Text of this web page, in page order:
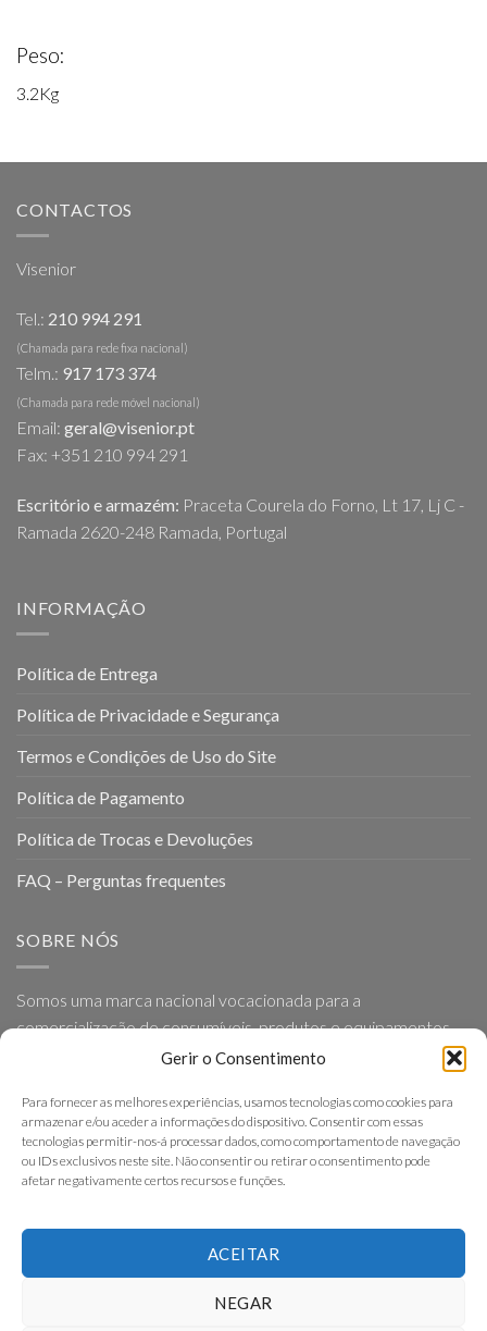
Gerir o Consentimento
Para fornecer as melhores experiências, usamos tecnologias como cookies para
armazenar e/ou aceder a informações do dispositivo. Consentir com essas
tecnologias permitir-nos-á processar dados, como comportamento de navegação
ou IDs exclusivos neste site. Não consentir ou retirar o consentimento pode
afetar negativamente certos recursos e funções.
ACEITAR
NEGAR
Peso:
3.2Kg
CONTACTOS
Visenior
Tel.: 210 994 291
(Chamada para rede fixa nacional)
Telm.: 917 173 374
(Chamada para rede móvel nacional)
Email: geral@visenior.pt
Fax: +351 210 994 291
Escritório e armazém: Praceta Courela do Forno, Lt 17, Lj C -
Ramada 2620-248 Ramada, Portugal
INFORMAÇÃO
Política de Entrega
Política de Privacidade e Segurança
Termos e Condições de Uso do Site
Política de Pagamento
Política de Trocas e Devoluções
FAQ – Perguntas frequentes
SOBRE NÓS
Somos uma marca nacional vocacionada para a
comercialização de consumíveis, produtos e equipamentos
para Geriatria e Ortopedia, baseada em princípios como a
que presta.
Em caso de litígio o consumidor pode recorrer a uma Entidade de